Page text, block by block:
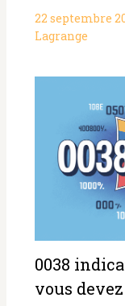
22 septembre
Lagrange
0038
vous